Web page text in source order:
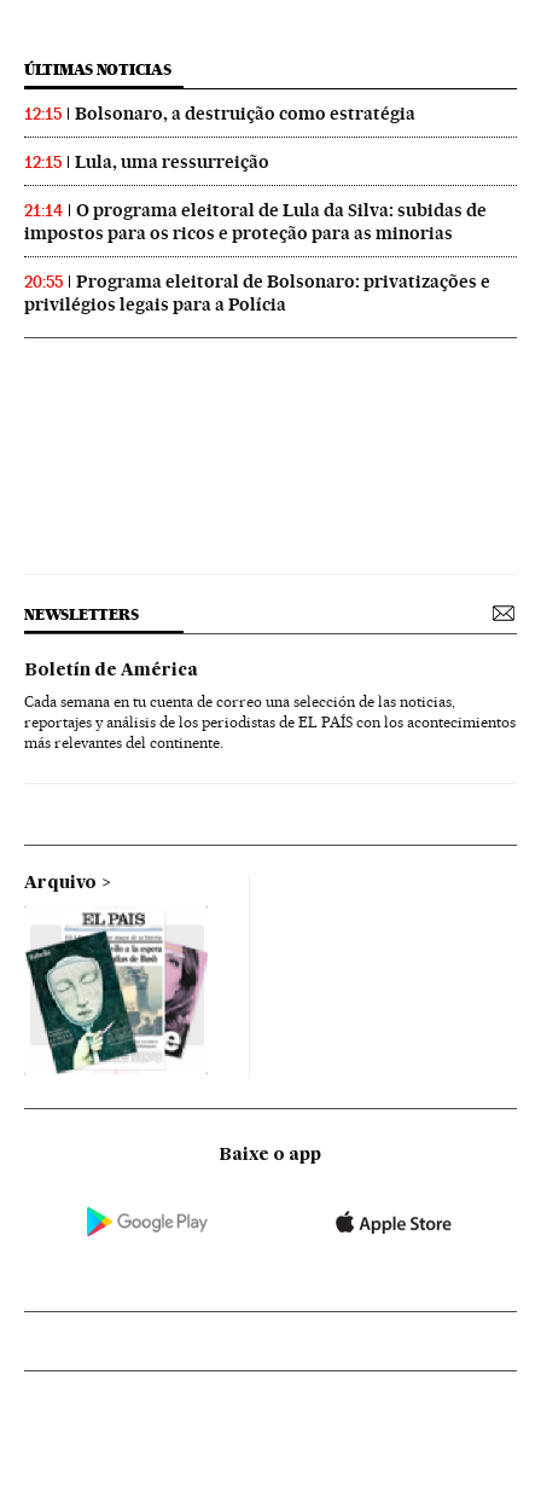
ÚLTIMAS NOTICIAS
12:15 Bolsonaro, a destruição como estratégia
12:15 Lula, uma ressurreição
21:14
O programa eleitoral de Lula da Silva: subidas de
impostos para os ricos e proteção para as minorias
20:55
Programa eleitoral de Bolsonaro: privatizações e
privilégios legais para a Polícia
NEWSLETTERS
Boletín de América
Cada semana en tu cuenta de correo una selección de las noticias,
reportajes y análisis de los periodistas de EL PAÍS con los acontecimientos
más relevantes del continente.
Arquivo
Baixe o app